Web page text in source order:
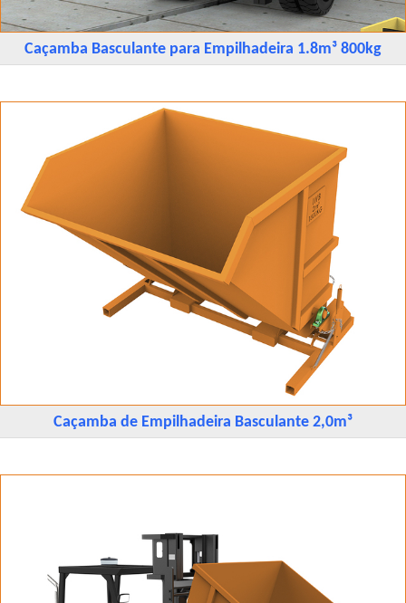
Caçamba Basculante para Empilhadeira 1.8m³ 800kg
Caçamba de Empilhadeira Basculante 2,0m³